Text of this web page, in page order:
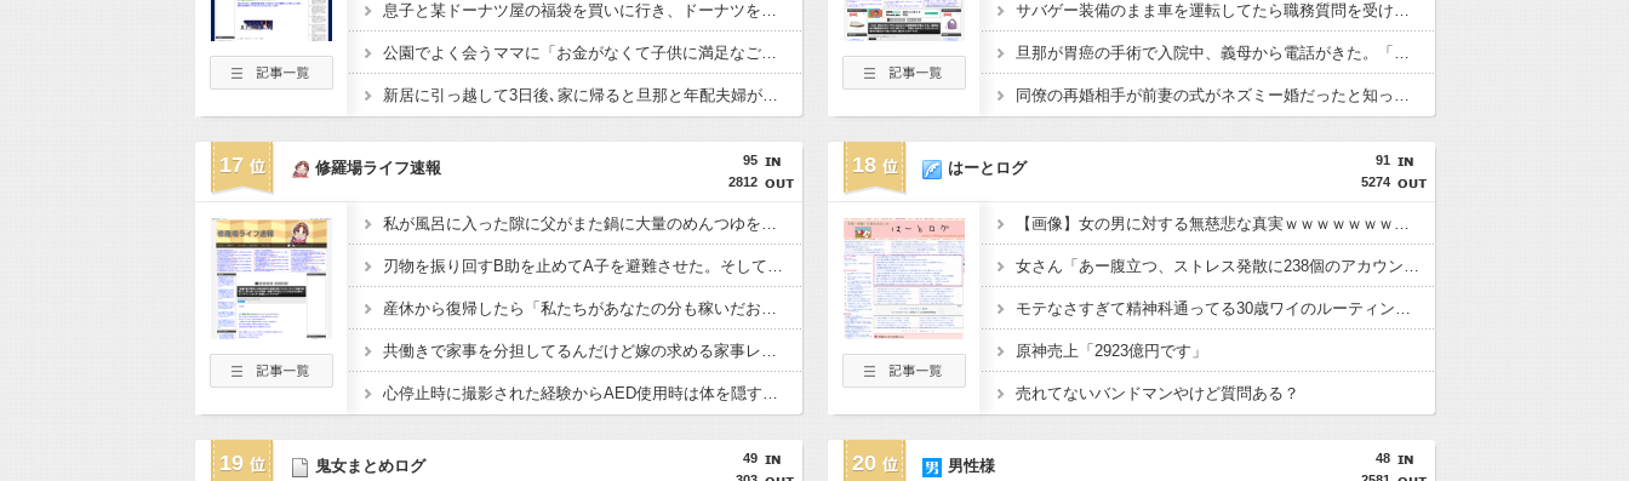
息子と某ドーナツ屋の福袋を買いに行き、ドーナツを持って駐車場に向かって歩いていると…泥「２つもあるんだから貰ってあげる♪」と息子が持ってる袋を勢いよくひっぱり･･･
公園でよく会うママに「お金がなくて子供に満足なご飯を食べさせられない」と言われ、少しだけ買ってあげた。すると、それ以降要求が激しくなった→そして･･･
新居に引っ越して3日後､家に帰ると旦那と年配夫婦が談笑していた。挨拶すると…年配夫婦「三つ指ついてようこそおいでくださいました､というのが礼儀だろ」→そして…
サバゲー装備のまま車を運転してたら職務質問を受けた。腰のエアガンを差し出そうとしたら警察官が本物の拳銃を抜こうとして…
旦那が胃癌の手術で入院中、義母から電話がきた。「明日の朝来なさい！場合によっては離婚してもらいます！」と怒鳴られ…
同僚の再婚相手が前妻の式がネズミー婚だったと知って不機嫌になった。そして「私は愛されてない。私だってそのくらい豪華な式を挙げたかった」と家を出て…
17
95
2812
修羅場ライフ速報
私が風呂に入った隙に父がまた鍋に大量のめんつゆを入れた。煮込んだコンソメスープがかつおだしの匂いだけに…
刃物を振り回すB助を止めてA子を避難させた。そして迎えた週明け、「冷酷で野蛮な人とは付き合えません」と告白も出来ず振られて…
産休から復帰したら「私たちがあなたの分も稼いだおかげ」と何度も言われた。休暇中の手当がどこから出ているかを伝えたら…
共働きで家事を分担してるんだけど嫁の求める家事レベルが高すぎる。スマホをいじると不機嫌になったり息苦しい。
心停止時に撮影された経験からAED使用時は体を隠す配慮も必要だと話すと「そんな配慮を求めるならそのまま死んどけ、俺は助けない」と言う人がいる。
18
91
5274
はーとログ
【画像】女の男に対する無慈悲な真実ｗｗｗｗｗｗｗｗｗｗｗｗｗｗｗｗｗｗｗｗｗｗｗｗ
女さん「あー腹立つ、ストレス発散に238個のアカウント使ってアニメグッズ予約してキャンセルしたろ」
モテなさすぎて精神科通ってる30歳ワイのルーティンがこちらwww
原神売上「2923億円です」
売れてないバンドマンやけど質問ある？
19
49
鬼女まとめログ 20
48
男性様